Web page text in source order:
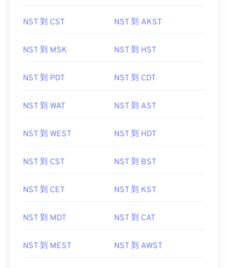
NST 到 CST NST 到 AKST
NST 到 MSK NST 到 HST
NST 到 PDT NST 到 CDT
NST 到 WAT NST 到 AST
NST 到 WEST NST 到 HDT
NST 到 CST NST 到 BST
NST 到 CET NST 到 KST
NST 到 MDT NST 到 CAT
NST 到 MEST NST 到 AWST